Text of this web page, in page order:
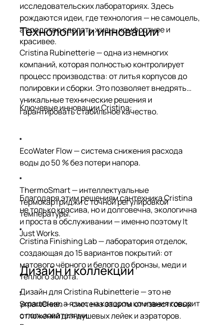
исследовательских лабораториях. Здесь
рождаются идеи, где технология — не самоцель,
а средство сделать жизнь комфортнее и
красивее.
Технологии и инновации
Cristina Rubinetterie — одна из немногих
компаний, которая полностью контролирует
процесс производства: от литья корпусов до
полировки и сборки. Это позволяет внедрять
уникальные технические решения и
гарантировать стабильное качество.
Ключевые инновации Cristina:
EcoWater Flow — система снижения расхода
воды до 50 % без потери напора.
ThermoSmart — интеллектуальные
термокартриджи с точной регулировкой
температуры.
Cristina Finishing Lab — лаборатория отделок,
создающая до 15 вариантов покрытий: от
матового чёрного и белого до бронзы, меди и
тёплого золота.
SmartClean — система защиты от известковых
отложений для душевых лейек и аэраторов.
Благодаря этим решениям сантехника Cristina
не только красива, но и долговечна, экологична
и проста в обслуживании — именно поэтому It
Just Works.
Дизайн и коллекции
Дизайн для Cristina Rubinetterie — это не
украшение, а язык, на котором компания говорит
с пользователями.